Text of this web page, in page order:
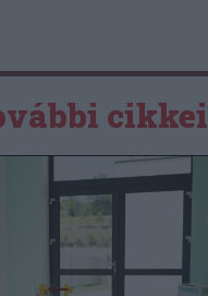
cikkei